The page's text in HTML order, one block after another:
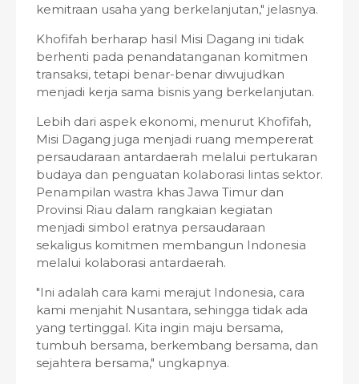
kemitraan usaha yang berkelanjutan," jelasnya.
Khofifah berharap hasil Misi Dagang ini tidak
berhenti pada penandatanganan komitmen
transaksi, tetapi benar-benar diwujudkan
menjadi kerja sama bisnis yang berkelanjutan.
Lebih dari aspek ekonomi, menurut Khofifah,
Misi Dagang juga menjadi ruang mempererat
persaudaraan antardaerah melalui pertukaran
budaya dan penguatan kolaborasi lintas sektor.
Penampilan wastra khas Jawa Timur dan
Provinsi Riau dalam rangkaian kegiatan
menjadi simbol eratnya persaudaraan
sekaligus komitmen membangun Indonesia
melalui kolaborasi antardaerah.
"Ini adalah cara kami merajut Indonesia, cara
kami menjahit Nusantara, sehingga tidak ada
yang tertinggal. Kita ingin maju bersama,
tumbuh bersama, berkembang bersama, dan
sejahtera bersama," ungkapnya.